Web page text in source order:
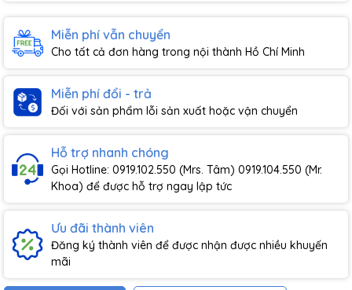
Miễn phí vẫn chuyển
Cho tất cả đơn hàng trong nội thành Hồ Chí Minh
Miễn phí đổi - trả
Đối với sản phẩm lỗi sản xuất hoặc vận chuyển
Hỗ trợ nhanh chóng
Gọi Hotline: 0919.102.550 (Mrs. Tâm) 0919.104.550 (Mr.
Khoa) để được hỗ trợ ngay lập tức
Ưu đãi thành viên
Đăng ký thành viên để được nhận được nhiều khuyến
mãi